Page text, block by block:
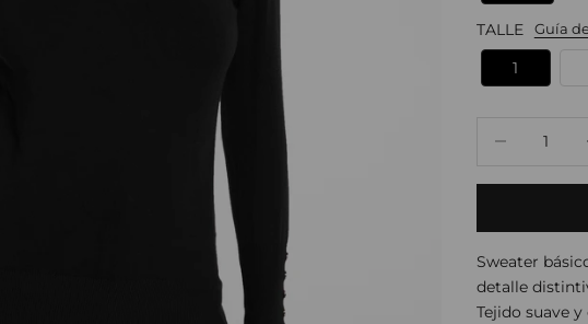
TALLE Guía
1
Sweater
detalle
Tejido suave